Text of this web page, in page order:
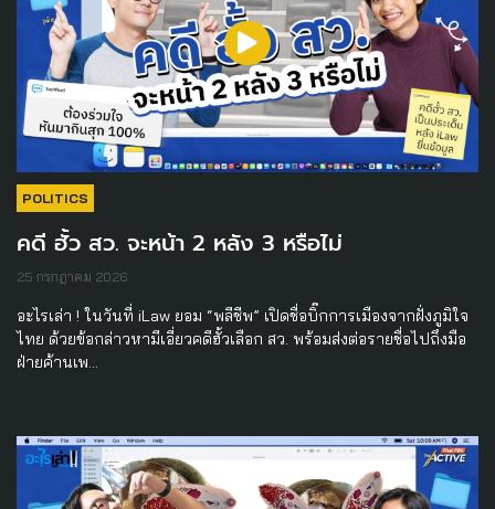
POLITICS
คดี ฮั้ว สว. จะหน้า 2 หลัง 3 หรือไม่
25 กรกฎาคม 2026
อะไรเล่า ! ในวันที่ iLaw ยอม “พลีชีพ” เปิดชื่อบิ๊กการเมืองจากฝั่งภูมิใจ
ไทย ด้วยข้อกล่าวหามีเอี่ยวคดีฮั้วเลือก สว. พร้อมส่งต่อรายชื่อไปถึงมือ
ฝ่ายค้านเพ…